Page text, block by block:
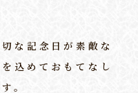
な記念日が素敵な
込めておもてなし
。